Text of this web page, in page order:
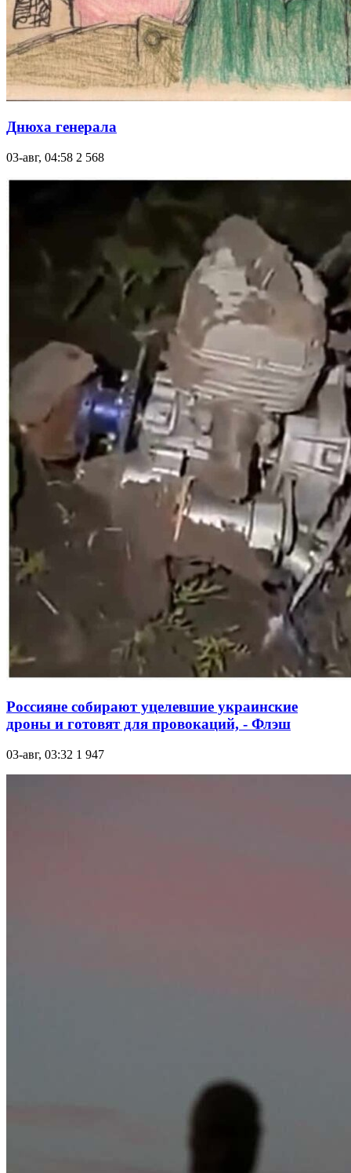
Днюха генерала
03-авг, 04:58 2 568
Россияне собирают уцелевшие украинские
дроны и готовят для провокаций, - Флэш
03-авг, 03:32 1 947